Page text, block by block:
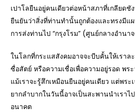
เปาโลยืนอยู่คนเดียวต่อหน้าสภาที่เกลียดชั
ยืนยันว่าสิ่งที่ท่านทำนั้นถูกต้องและทรงมีแ
การส่งท่านไป “กรุงโรม” (ศูนย์กลางอำน
ในโลกที่กระแสสังคมอาจจะบีบคั้นให้เรา
ซื่อสัตย์ หรือความเชื่อเพื่อความอยู่รอด พร
แม้เราจะรู้สึกเหมือนยืนอยู่คนเดียว แต่พระ
ยากลำบากในวันนี้อาจเป็นสะพานนำเราไ
อนาคต